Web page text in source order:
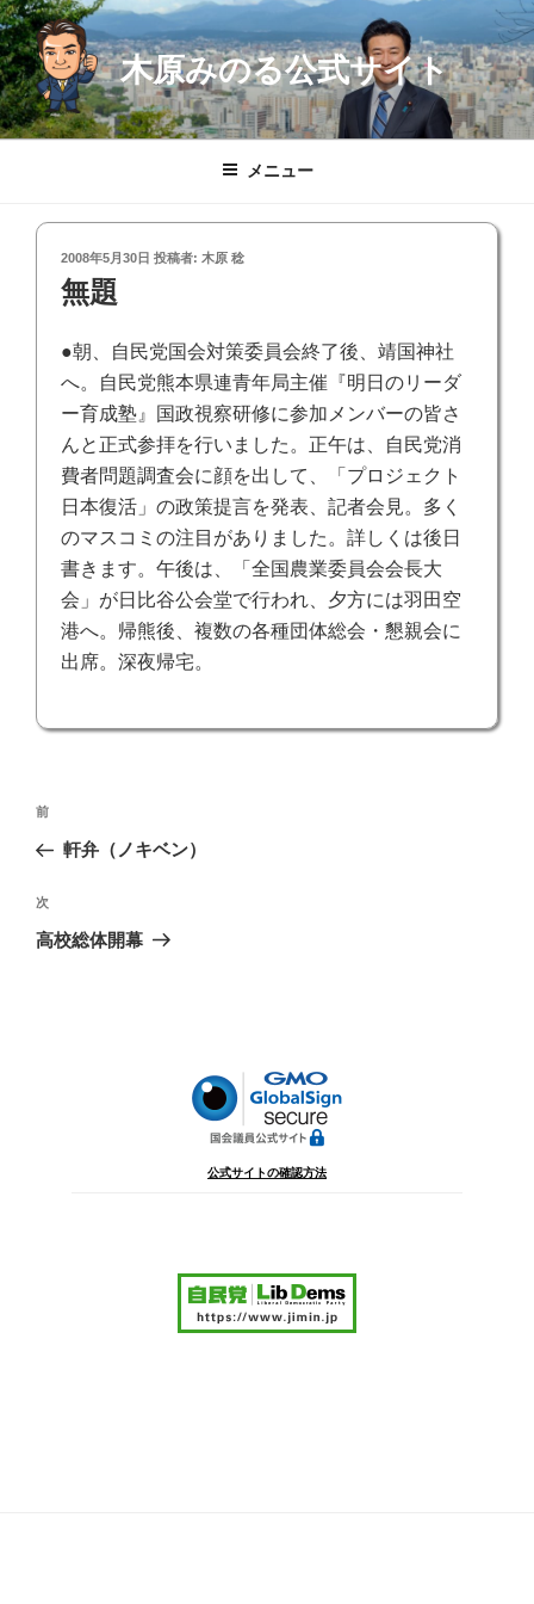
コ
ン
テ
ン
ツ
木原みのる公式サイト
メニュー
投
稿
日:
2008年5月30日 投稿者: 木原 稔
無題
●朝、自民党国会対策委員会終了後、靖国神社
へ。自民党熊本県連青年局主催『明日のリーダ
ー育成塾』国政視察研修に参加メンバーの皆さ
んと正式参拝を行いました。正午は、自民党消
費者問題調査会に顔を出して、「プロジェクト
日本復活」の政策提言を発表、記者会見。多く
のマスコミの注目がありました。詳しくは後日
書きます。午後は、「全国農業委員会会長大
会」が日比谷公会堂で行われ、夕方には羽田空
港へ。帰熊後、複数の各種団体総会・懇親会に
出席。深夜帰宅。
投
ナ
ビ
ゲ
前
の
稿
前
軒弁（ノキベン）
次
の
次
高校総体開幕
公式サイトの確認方法